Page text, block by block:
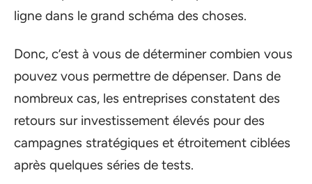
ligne dans le grand schéma des choses.
Donc, c’est à vous de déterminer combien vous
pouvez vous permettre de dépenser. Dans de
nombreux cas, les entreprises constatent des
retours sur investissement élevés pour des
campagnes stratégiques et étroitement ciblées
après quelques séries de tests.